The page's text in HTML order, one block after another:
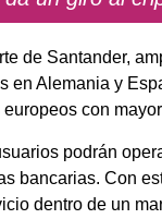
de Santander,
en Alemania y
con
podrán
bancarias. Con
dentro de un